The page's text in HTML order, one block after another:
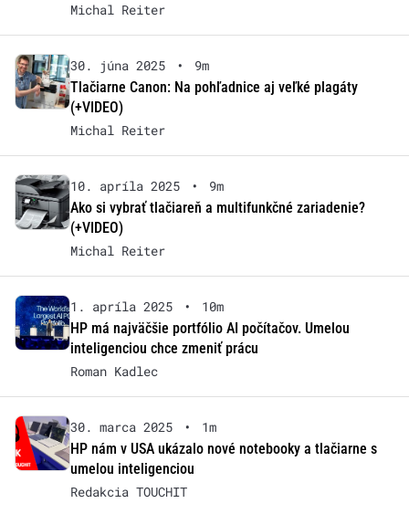
Michal Reiter
30. júna 2025 •
9m
Tlačiarne Canon: Na pohľadnice aj veľké plagáty
(+VIDEO)
Michal Reiter
10. apríla 2025 •
9m
Ako si vybrať tlačiareň a multifunkčné zariadenie?
(+VIDEO)
Michal Reiter
1. apríla 2025 •
10m
HP má najväčšie portfólio AI počítačov. Umelou
inteligenciou chce zmeniť prácu
Roman Kadlec
30. marca 2025 •
1m
HP nám v USA ukázalo nové notebooky a tlačiarne s
umelou inteligenciou
Redakcia TOUCHIT